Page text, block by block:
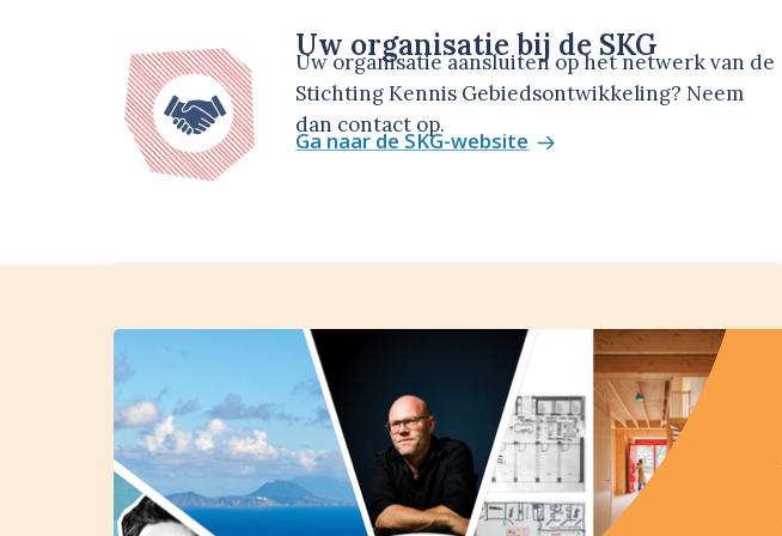
Uw organisatie bij de SKG
Uw organisatie aansluiten op het netwerk van de
Stichting Kennis Gebiedsontwikkeling? Neem
dan contact op.
Ga naar de SKG-website